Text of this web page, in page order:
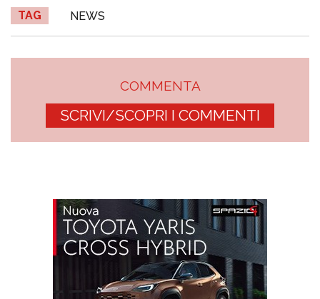
TAG NEWS
COMMENTA
SCRIVI/SCOPRI I COMMENTI